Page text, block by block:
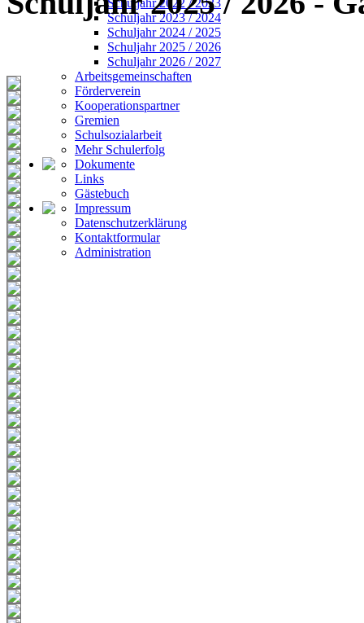
Schuljahr 2022 / 2023
Schuljahr 2023 / 2024
Schuljahr 2024 / 2025
Schuljahr 2025 / 2026
Schuljahr 2026 / 2027
Arbeitsgemeinschaften
Förderverein
Kooperationspartner
Gremien
Schulsozialarbeit
Mehr Schulerfolg
Dokumente
Links
Gästebuch
Impressum
Datenschutzerklärung
Kontaktformular
Administration